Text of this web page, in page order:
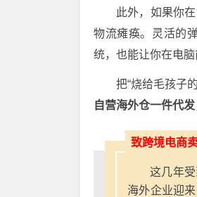
此外，如果你在
物流瘫痪。灵活的
统，也能让你在电
把“烧给毛孩子
自营海外仓一件代发
致跨境电商
这几年
海外企业迎